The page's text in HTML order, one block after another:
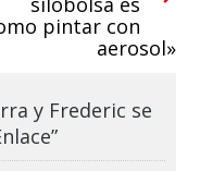
pintar con
aerosol»
y Frederic se